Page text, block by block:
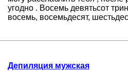
угодно . Восемь девятьсот
восемь, восемьдесят,
Депиляция мужская